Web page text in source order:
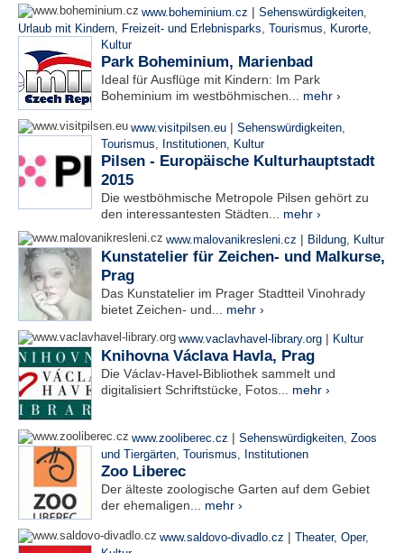
www.boheminium.cz | Sehenswürdigkeiten,
Urlaub mit Kindern, Freizeit- und Erlebnisparks, Tourismus, Kurorte,
Kultur
Park Boheminium, Marienbad
Ideal für Ausflüge mit Kindern: Im Park
Boheminium im westböhmischen... mehr ›
www.visitpilsen.eu | Sehenswürdigkeiten,
Tourismus, Institutionen, Kultur
Pilsen - Europäische Kulturhauptstadt
2015
Die westböhmische Metropole Pilsen gehört zu
den interessantesten Städten... mehr ›
www.malovanikresleni.cz | Bildung, Kultur
Kunstatelier für Zeichen- und Malkurse,
Prag
Das Kunstatelier im Prager Stadtteil Vinohrady
bietet Zeichen- und... mehr ›
www.vaclavhavel-library.org | Kultur
Knihovna Václava Havla, Prag
Die Václav-Havel-Bibliothek sammelt und
digitalisiert Schriftstücke, Fotos... mehr ›
www.zooliberec.cz | Sehenswürdigkeiten, Zoos
und Tiergärten, Tourismus, Institutionen
Zoo Liberec
Der älteste zoologische Garten auf dem Gebiet
der ehemaligen... mehr ›
www.saldovo-divadlo.cz | Theater, Oper,